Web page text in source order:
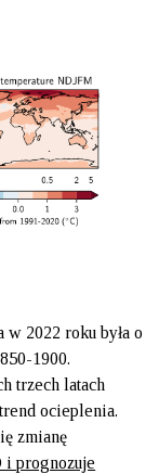
2022 roku była o
1900.
trzech latach
ocieplenia.
zmianę
i prognozuje